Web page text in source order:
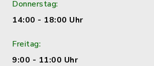
Donnerstag:
14:00 - 18:00 Uhr
Freitag:
9:00 - 11:00 Uhr